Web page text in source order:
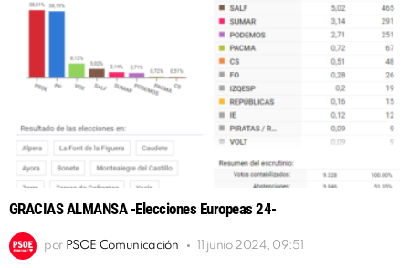
GRACIAS ALMANSA -Elecciones Europeas 24-
por PSOE Comunicación 11 junio 2024, 09:51